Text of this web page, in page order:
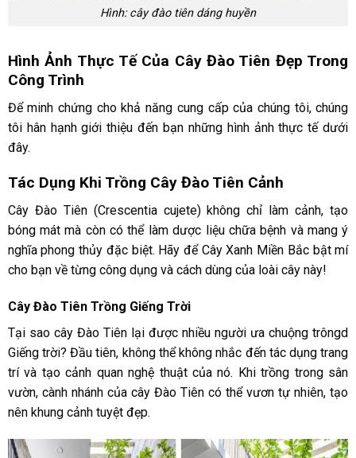
Hình: cây đào tiên dáng huyền
Hình Ảnh Thực Tế Của Cây Đào Tiên Đẹp Trong
Công Trình
Để minh chứng cho khả năng cung cấp của chúng tôi, chúng
tôi hân hạnh giới thiệu đến bạn những hình ảnh thực tế dưới
đây.
Tác Dụng Khi Trồng Cây Đào Tiên Cảnh
Cây Đào Tiên (Crescentia cujete) không chỉ làm cảnh, tạo
bóng mát mà còn có thể làm dược liệu chữa bệnh và mang ý
nghĩa phong thủy đặc biệt. Hãy để Cây Xanh Miền Bắc bật mí
cho bạn về từng công dụng và cách dùng của loài cây này!
Cây Đào Tiên Trồng Giếng Trời
Tại sao cây Đào Tiên lại được nhiều người ưa chuộng trôngd
Giếng trời? Đầu tiên, không thể không nhắc đến tác dụng trang
trí và tạo cảnh quan nghệ thuật của nó. Khi trồng trong sân
vườn, cành nhánh của cây Đào Tiên có thể vươn tự nhiên, tạo
nên khung cảnh tuyệt đẹp.